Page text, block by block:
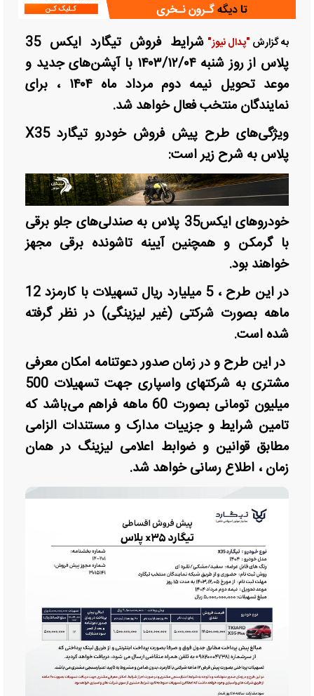
به گزارش"پدال نیوز"
شرایط فروش تیگارد ایکس 35
پلاس از روز شنبه ۱۴۰۳/۱۲/۰۴ با آپشن‌های جدید و
موعد تحویل نیمه دوم مرداد ماه ۱۴۰۴ ، برای
نمایندگان منتخب فعال خواهد شد.
ویژگی‌های طرح پیش فروش خودرو تیگارد X35
پلاس به شرح زیر است:
خودروهای ایکس35 پلاس به صندلی‌های جلو برقی
با گرمکن و همچنین آیینه تاشونده برقی مجهز
خواهند بود.
در این طرح ، 5 میلیارد ریال تسهیلات با کارمزد 12
ماهه بصورت شرکتی (غیر لیزینگی) در نظر گرفته
شده است.
در این طرح و در زمان صدور دعوتنامه امکان معرفی
مشتری به شرکتهای واسپاری جهت تسهیلات 500
میلیون تومانی بصورت 60 ماهه فراهم می‌باشد که
تامین شرایط و جزییات مدارک و مستندات الزامی
مطابق قوانین و ضوابط اعلامی لیزینگ در همان
زمان ، اطلاع رسانی خواهد شد.